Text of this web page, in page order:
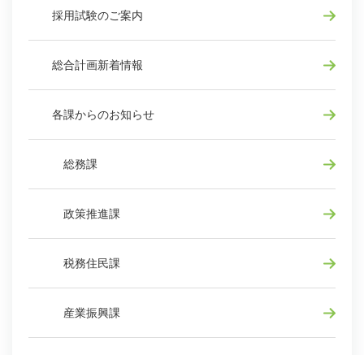
採用試験のご案内
総合計画新着情報
各課からのお知らせ
総務課
政策推進課
税務住民課
産業振興課